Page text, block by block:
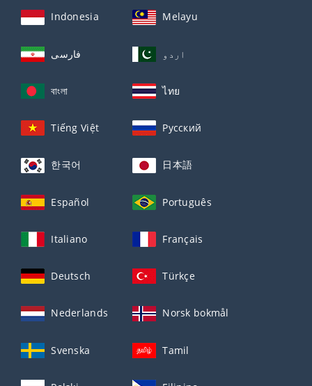
Indonesia Melayu
فارسی اردو
বাংলা ไทย
Tiếng Việt Русский
한국어 日本語
Español Português
Italiano Français
Deutsch Türkçe
Nederlands Norsk bokmål
Svenska Tamil